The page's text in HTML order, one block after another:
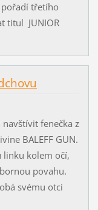
třetího
titul JUNIOR
fenečka z
BALEFF GUN.
linku kolem očí,
povahu.
svému otci